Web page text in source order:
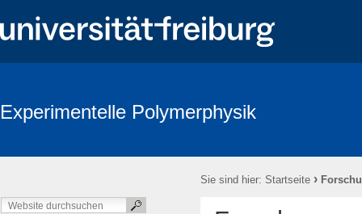
Experimentelle Polymerphysik
Sie sind hier: Startseite ›